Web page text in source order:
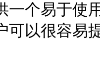
一个易于使
可以很容易